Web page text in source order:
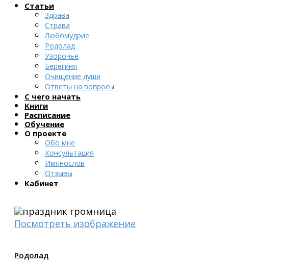
Статьи
Здрава
Страва
Любомудрие
Родолад
Узорочье
Берегиня
Очищение души
Ответы на вопросы
С чего начать
Книги
Расписание
Обучение
О проекте
Обо мне
Консультация
Имянослов
Отзывы
Кабинет
Посмотреть изображение
Родолад